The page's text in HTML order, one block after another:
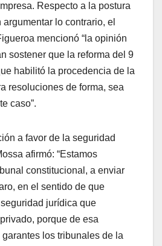
Respecto a la postura
lo contrario, el
mencionó “la opinión
sostener que la reforma del 9
habilitó la procedencia de la
resoluciones de forma, sea
caso”.
a favor de la seguridad
afirmó: “Estamos
constitucional, a enviar
en el sentido de que
jurídica que
porque de esa
los tribunales de la